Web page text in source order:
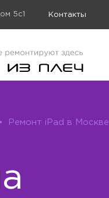
5с1 Контакты
• Ремонт iPad в Москве